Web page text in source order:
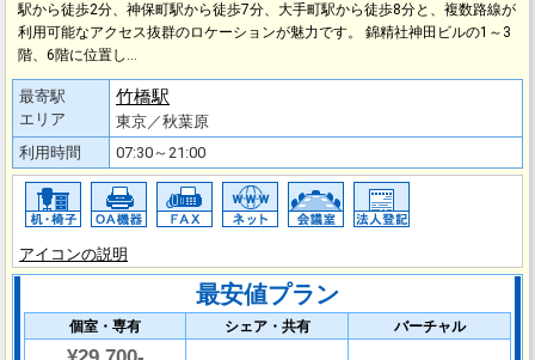
駅から徒歩2分、神保町駅から徒歩7分、大手町駅から徒歩8分と、複数路線が
利用可能なアクセス抜群のロケーションが魅力です。 錦精社神田ビルの1～3
階、6階に位置し…
最寄駅
エリア
竹橋駅
東京／秋葉原
利用時間
07:30～21:00
アイコンの説明
最安値プラン
個室・専有 シェア・共有 バーチャル